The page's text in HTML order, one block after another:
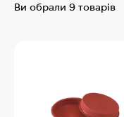
MyChef
Ви обрали 9 товарів